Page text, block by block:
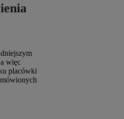
więc
placówki